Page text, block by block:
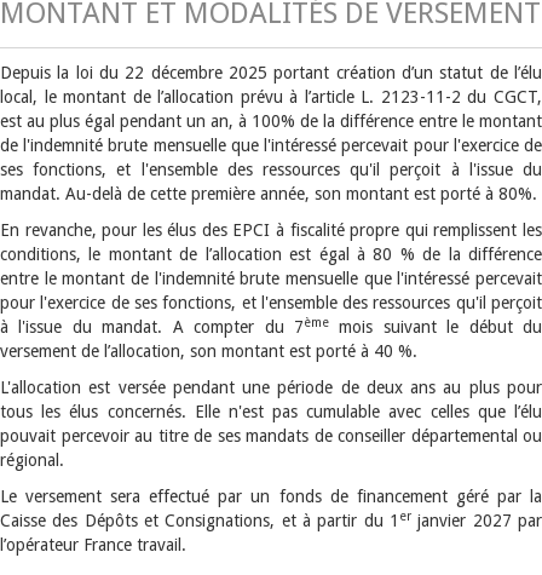
MONTANT ET MODALITÉS DE VERSEMENT
Depuis la loi du 22 décembre 2025 portant création d’un statut de l’élu
local, le montant de l’allocation prévu à l’article L. 2123-11-2 du CGCT,
est au plus égal pendant un an, à 100% de la différence entre le montant
de l'indemnité brute mensuelle que l'intéressé percevait pour l'exercice de
ses fonctions, et l'ensemble des ressources qu'il perçoit à l'issue du
mandat. Au-delà de cette première année, son montant est porté à 80%.
En revanche, pour les élus des EPCI à fiscalité propre qui remplissent les
conditions, le montant de l’allocation est égal à 80 % de la différence
entre le montant de l'indemnité brute mensuelle que l'intéressé percevait
pour l'exercice de ses fonctions, et l'ensemble des ressources qu'il perçoit
à l'issue du mandat. A compter du 7èmemois suivant le début du
versement de l’allocation, son montant est porté à 40 %.
L'allocation est versée pendant une période de deux ans au plus pour
tous les élus concernés. Elle n'est pas cumulable avec celles que l’élu
pouvait percevoir au titre de ses mandats de conseiller départemental ou
régional.
Le versement sera effectué par un fonds de financement géré par la
Caisse des Dépôts et Consignations, et à partir du 1 er janvier 2027 par
l’opérateur France travail.